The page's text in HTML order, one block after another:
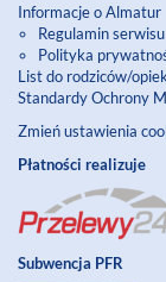
Informacje o Almatur
Regulamin serwisu
Polityka
List do rodziców/
Standardy Ochrony
Zmień ustawienia
Płatności realizuje
Subwencja PFR